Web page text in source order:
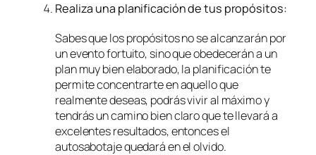
Realiza una planificación de tus propósitos:
Sabes que los propósitos no se alcanzarán por
un evento fortuito, sino que obedecerán a un
plan muy bien elaborado, la planificación te
permite concentrarte en aquello que
realmente deseas, podrás vivir al máximo y
tendrás un camino bien claro que te llevará a
excelentes resultados, entonces el
autosabotaje quedará en el olvido.